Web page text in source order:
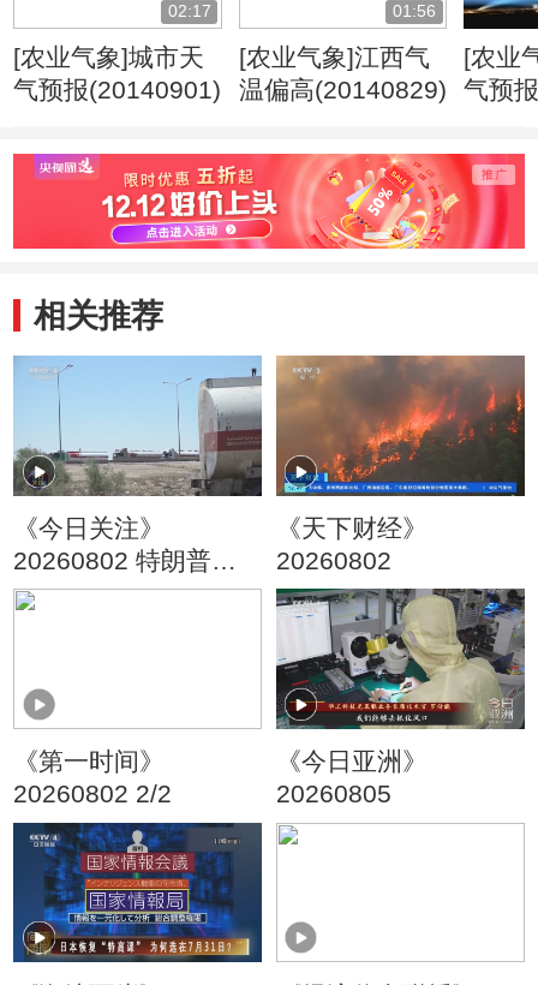
02:17
[农业气象]城市天
气预报(20140901)
01:56
[农业气象]江西气
温偏高(20140829)
[农业
气预
相关推荐
《今日关注》
20260802 特朗普叫
停“最大规模”打击 伊
《天下财经》
20260802
《第一时间》
20260802 2/2
《今日亚洲》
20260805